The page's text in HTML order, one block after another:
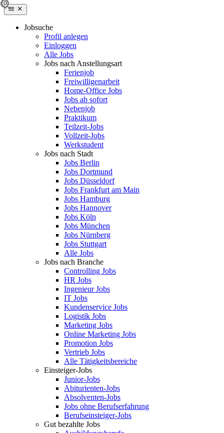
Jobsuche
Profil anlegen
Einloggen
Alle Jobs
Jobs nach Anstellungsart
Ferienjob
Freiwilligenarbeit
Home-Office Jobs
Jobs ab sofort
Nebenjob
Praktikum
Teilzeit-Jobs
Vollzeit-Jobs
Werkstudent
Jobs nach Stadt
Jobs Berlin
Jobs Dortmund
Jobs Düsseldorf
Jobs Frankfurt am Main
Jobs Hamburg
Jobs Hannover
Jobs Köln
Jobs München
Jobs Nürnberg
Jobs Stuttgart
Alle Jobs
Jobs nach Branche
Controlling Jobs
HR Jobs
Ingenieur Jobs
IT Jobs
Kundenservice Jobs
Logistik Jobs
Marketing Jobs
Online Marketing Jobs
Promotion Jobs
Vertrieb Jobs
Alle Tätigkeitsbereiche
Einsteiger-Jobs
Junior-Jobs
Abiturienten-Jobs
Absolventen-Jobs
Jobs ohne Berufserfahrung
Berufseinsteiger-Jobs
Gut bezahlte Jobs